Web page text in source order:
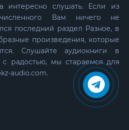
интересно слушать. Если из
Вам ничего не
последний раздел Разное, в
произведения, которые
Слушайте аудиокниги в
радостью, мы стараемся для
audio.com.